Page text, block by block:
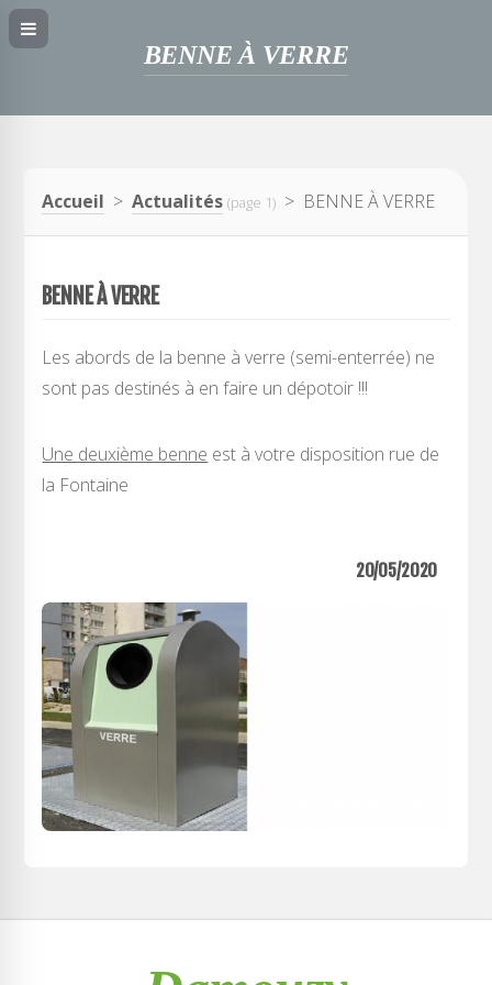
BENNE À VERRE
Accueil >Actualités (page 1) > BENNE À VERRE
BENNE À VERRE
Les abords de la benne à verre (semi-enterrée) ne
sont pas destinés à en faire un dépotoir !!!
Une deuxième benne est à votre disposition rue de
la Fontaine
20/05/2020